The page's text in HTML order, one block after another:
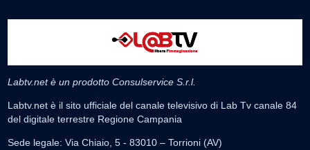
Labtv.net è un prodotto Consulservice S.r.l.
Labtv.net è il sito ufficiale del canale televisivo di Lab Tv canale 84
del digitale terrestre Regione Campania
Sede legale: Via Chiaio, 5 - 83010 – Torrioni (AV)